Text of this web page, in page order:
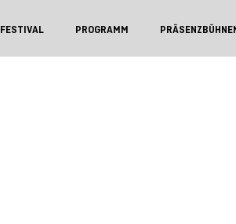
FESTIVAL PROGRAMM